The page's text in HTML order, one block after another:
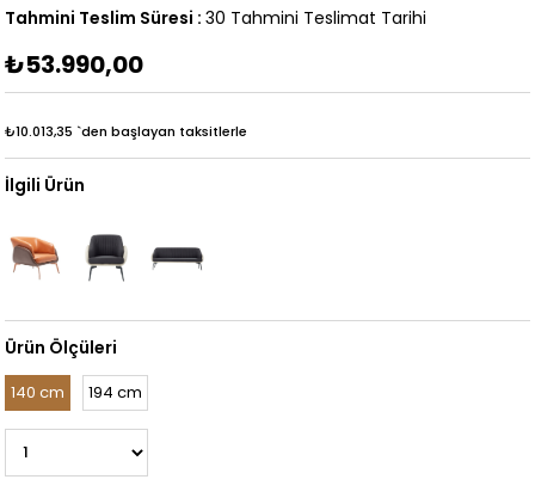
Tahmini Teslim Süresi : 30 Tahmini Teslimat Tarihi
₺53.990,00
₺10.013,35 `den başlayan taksitlerle
İlgili Ürün
Ürün Ölçüleri
140 cm 194 cm